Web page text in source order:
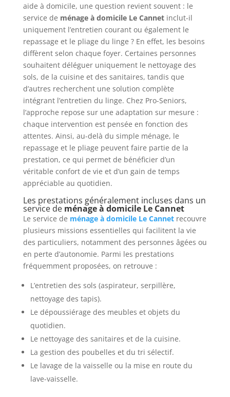
aide à domicile, une question revient souvent : le
service de ménage à domicile Le Cannetinclut-il
uniquement l’entretien courant ou également le
repassage et le pliage du linge ? En effet, les besoins
diffèrent selon chaque foyer. Certaines personnes
souhaitent déléguer uniquement le nettoyage des
sols, de la cuisine et des sanitaires, tandis que
d’autres recherchent une solution complète
intégrant l’entretien du linge. Chez Pro-Seniors,
l’approche repose sur une adaptation sur mesure :
chaque intervention est pensée en fonction des
attentes. Ainsi, au-delà du simple ménage, le
repassage et le pliage peuvent faire partie de la
prestation, ce qui permet de bénéficier d’un
véritable confort de vie et d’un gain de temps
appréciable au quotidien.
Les prestations généralement incluses dans un
service de ménage à domicile Le Cannet
Le service de ménage à domicile Le Cannet recouvre
plusieurs missions essentielles qui facilitent la vie
des particuliers, notamment des personnes âgées ou
en perte d’autonomie. Parmi les prestations
fréquemment proposées, on retrouve :
L’entretien des sols (aspirateur, serpillère,
nettoyage des tapis).
Le dépoussiérage des meubles et objets du
quotidien.
Le nettoyage des sanitaires et de la cuisine.
La gestion des poubelles et du tri sélectif.
Le lavage de la vaisselle ou la mise en route du
lave-vaisselle.